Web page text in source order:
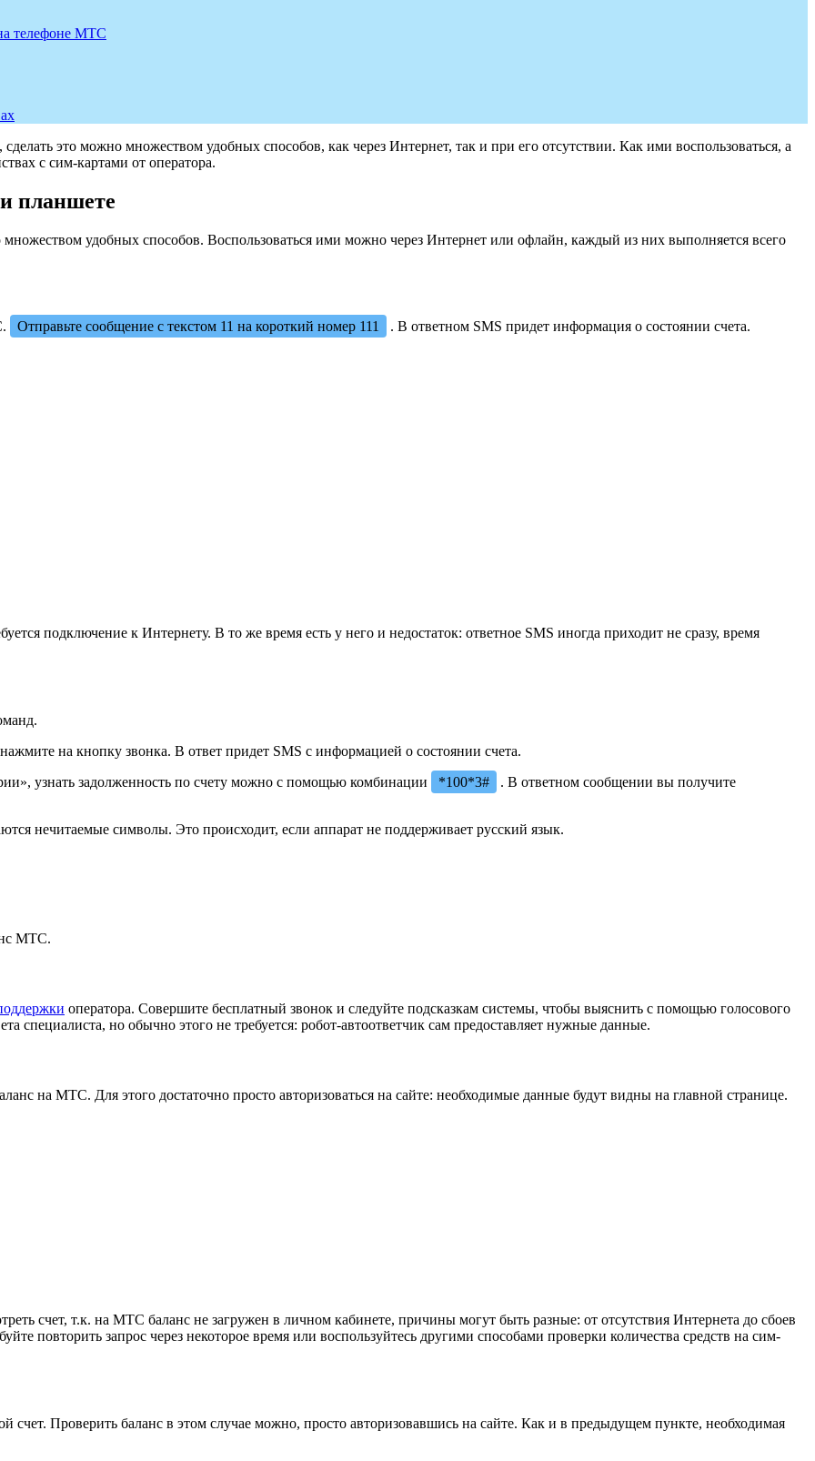
телефоне МТС
это можно множеством удобных способов, как через Интернет, так и при его отсутствии. Как ими воспользоваться, а
с сим-картами от оператора.
планшете
удобных способов. Воспользоваться ими можно через Интернет или офлайн, каждый из них выполняется всего
Отправьте сообщение с текстом 11 на короткий номер 111 . В ответном SMS придет информация о состоянии счета.
подключение к Интернету. В то же время есть у него и недостаток: ответное SMS иногда приходит не сразу, время
на кнопку звонка. В ответ придет SMS с информацией о состоянии счета.
узнать задолженность по счету можно с помощью комбинации
*100*3# . В ответном сообщении вы получите
нечитаемые символы. Это происходит, если аппарат не поддерживает русский язык.
МТС.
оператора. Совершите бесплатный звонок и следуйте подсказкам системы, чтобы выяснить с помощью голосового
но обычно этого не требуется: робот-автоответчик сам предоставляет нужные данные.
на МТС. Для этого достаточно просто авторизоваться на сайте: необходимые данные будут видны на главной странице.
счет, т.к. на МТС баланс не загружен в личном кабинете, причины могут быть разные: от отсутствия Интернета до сбоев
повторить запрос через некоторое время или воспользуйтесь другими способами проверки количества средств на сим-
Проверить баланс в этом случае можно, просто авторизовавшись на сайте. Как и в предыдущем пункте, необходимая